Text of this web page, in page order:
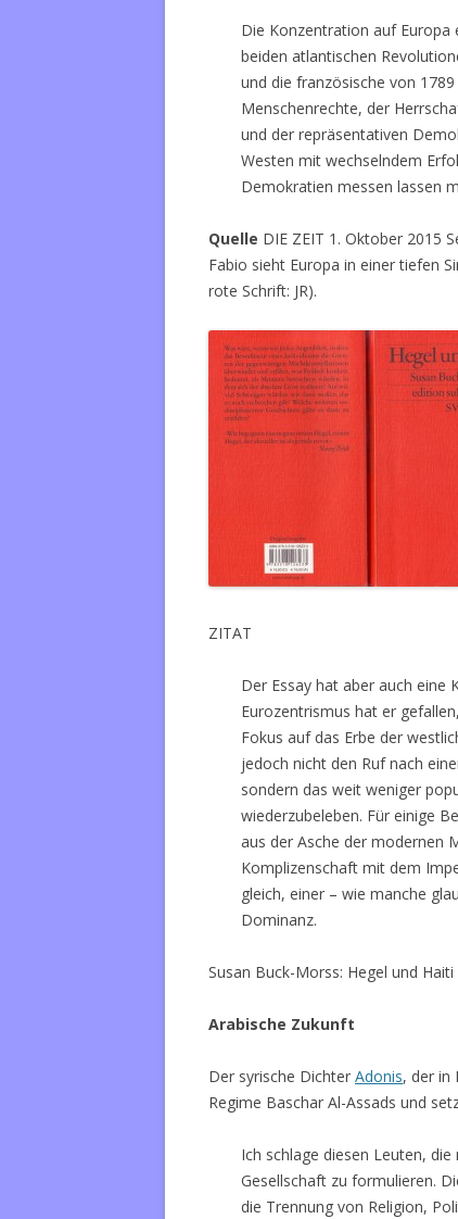
Die Konzentration auf Europa
beiden atlantischen
und die französische von
Menschenrechte, der
und der repräsentativen
Westen mit wechselndem
Demokratien messen lassen
Quelle DIE ZEIT 1. Oktober 2015
Fabio sieht Europa in einer tiefen
rote Schrift: JR).
ZITAT
Der Essay hat aber auch eine
Eurozentrismus hat er
Fokus auf das Erbe der
jedoch nicht den Ruf nach
sondern das weit weniger
wiederzubeleben. Für einige
aus der Asche der modernen
Komplizenschaft mit dem
gleich, einer – wie manche
Dominanz.
Susan Buck-Morss: Hegel und
Arabische Zukunft
Der syrische Dichter Adonis, der in
Regime Baschar Al-Assads und
Ich schlage diesen Leuten,
Gesellschaft zu formulieren.
die Trennung von Religion,